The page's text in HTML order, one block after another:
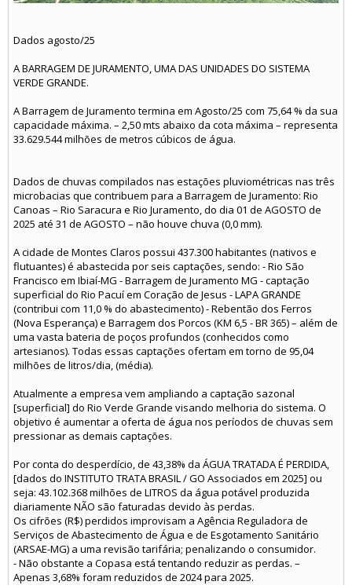
Dados agosto/25
A BARRAGEM DE JURAMENTO, UMA DAS UNIDADES DO SISTEMA
VERDE GRANDE.
A Barragem de Juramento termina em Agosto/25 com 75,64 % da sua
capacidade máxima. – 2,50 mts abaixo da cota máxima – representa
33.629.544 milhões de metros cúbicos de água.
Dados de chuvas compilados nas estações pluviométricas nas três
microbacias que contribuem para a Barragem de Juramento: Rio
Canoas – Rio Saracura e Rio Juramento, do dia 01 de AGOSTO de
2025 até 31 de AGOSTO – não houve chuva (0,0 mm).
A cidade de Montes Claros possui 437.300 habitantes (nativos e
flutuantes) é abastecida por seis captações, sendo: - Rio São
Francisco em Ibiaí-MG - Barragem de Juramento MG - captação
superficial do Rio Pacuí em Coração de Jesus - LAPA GRANDE
(contribui com 11,0 % do abastecimento) - Rebentão dos Ferros
(Nova Esperança) e Barragem dos Porcos (KM 6,5 - BR 365) – além de
uma vasta bateria de poços profundos (conhecidos como
artesianos). Todas essas captações ofertam em torno de 95,04
milhões de litros/dia, (média).
Atualmente a empresa vem ampliando a captação sazonal
[superficial] do Rio Verde Grande visando melhoria do sistema. O
objetivo é aumentar a oferta de água nos períodos de chuvas sem
pressionar as demais captações.
Por conta do desperdício, de 43,38% da ÁGUA TRATADA É PERDIDA,
[dados do INSTITUTO TRATA BRASIL / GO Associados em 2025] ou
seja: 43.102.368 milhões de LITROS da água potável produzida
diariamente NÃO são faturadas devido às perdas.
Os cifrões (R$) perdidos improvisam a Agência Reguladora de
Serviços de Abastecimento de Água e de Esgotamento Sanitário
(ARSAE-MG) a uma revisão tarifária; penalizando o consumidor.
- Não obstante a Copasa está tentando reduzir as perdas. –
Apenas 3,68% foram reduzidos de 2024 para 2025.